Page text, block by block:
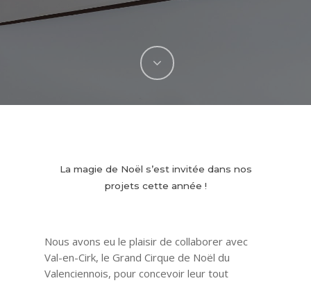
La magie de Noël s’est invitée dans nos
projets cette année !
Nous avons eu le plaisir de collaborer avec
Val-en-Cirk, le Grand Cirque de Noël du
Valenciennois, pour concevoir leur tout